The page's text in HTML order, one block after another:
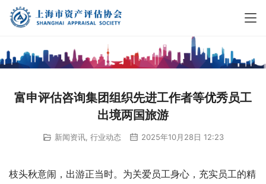
富申评估咨询集团组织先进工作者等优秀员工
出境两国旅游
新闻资讯, 行业动态 2025年10月28日 12:23
枝头秋意闹，出游正当时。为关爱员工身心，充实员工的精